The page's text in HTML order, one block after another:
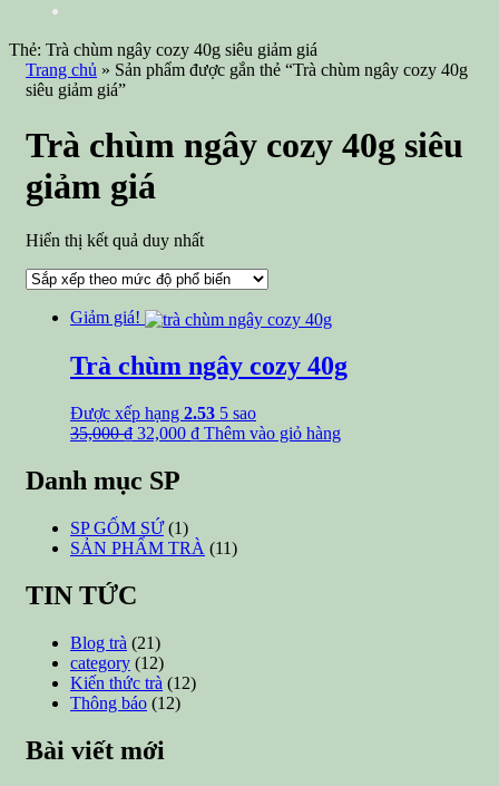
Thẻ: Trà chùm ngây cozy 40g siêu giảm giá
Trang chủ » Sản phẩm được gắn thẻ “Trà chùm ngây cozy 40g
siêu giảm giá”
Trà chùm ngây cozy 40g siêu
giảm giá
Hiển thị kết quả duy nhất
Giảm giá!
Trà chùm ngây cozy 40g
Được xếp hạng 2.53 5 sao
35,000₫ Giá
là:
35,000 ₫.
32,000 ₫Giá
Thêm vào giỏ hàng
Danh mục SP
SP GỐM SỨ (1)
SẢN PHẨM TRÀ (11)
TIN TỨC
Blog trà (21)
category (12)
Kiến thức trà (12)
Thông báo (12)
Bài viết mới